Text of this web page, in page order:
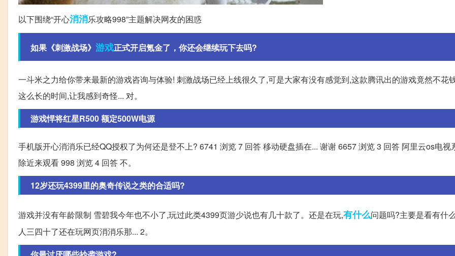
以下围绕“开心消消乐攻略998”主题解决网友的困惑
如果《刺激战场》 游戏正式开启氪金了，你还会继续玩下去吗?
一斗米之力给你带来最新的游戏咨询与体验! 刺激战场已经上线很久了,可是大家有没有感觉到,这款腾讯出的游戏竟然不花
这么长的时间,让我感到奇怪... 对。
游戏悍将红星R500 额定500W电源
手机版开心消消乐已经QQ授权了为何还是登不上? 6741 浏览 7 回答 移动硬盘插在... 谢谢 6657 浏览 3 回答 阿里云os电视
除近来观看 998 浏览 4 回答 不。
12岁还玩4399里的奥奇传说之类的合适吗?
游戏并没有年龄限制 雪碧我今年也不小了,玩过此类4399页游少说也有几十款了。还是在玩,有什么问题吗?主要是看有什
人三四十了还在玩网页消消乐那... 2。